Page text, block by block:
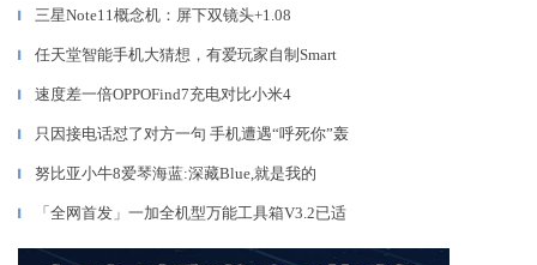
▎ 三星Note11概念机：屏下双镜头+1.08
▎ 任天堂智能手机大猜想，有爱玩家自制Smart
▎ 速度差一倍OPPOFind7充电对比小米4
▎ 只因接电话怼了对方一句 手机遭遇“呼死你”轰
▎ 努比亚小牛8爱琴海蓝:深藏Blue,就是我的
▎ 「全网首发」一加全机型万能工具箱V3.2已适